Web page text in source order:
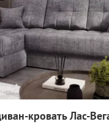
кровать Лас-